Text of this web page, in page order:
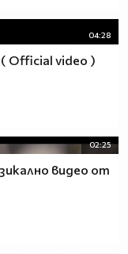
04:28
Official video )
02:25
видео от